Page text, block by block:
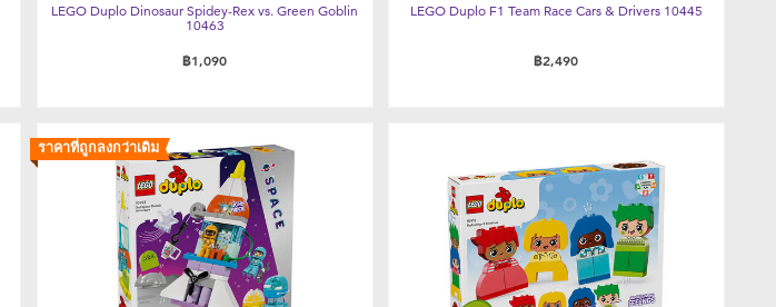
LEGO Duplo Dinosaur Spidey-Rex vs. Green Goblin
10463
฿1,090
LEGO Duplo F1 Team Race Cars & Drivers 10445
฿2,490
ราคาที่ถูกลงกว่าเดิม